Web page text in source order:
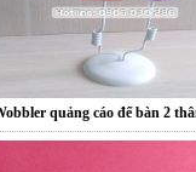
Wobbler quảng cáo để bàn 2 thân